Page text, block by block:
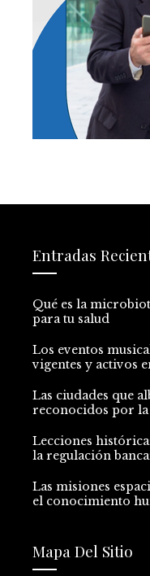
Entradas
Qué es la
para tu salud
Los eventos
vigentes y activos
Las ciudades que
reconocidos por la
Lecciones
la regulación
Las misiones
el conocimiento
Mapa Del Sitio